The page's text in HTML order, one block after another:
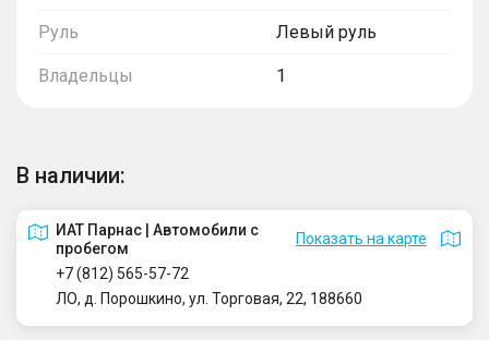
Руль Левый руль
Владельцы 1
В наличии:
ИАТ Парнас | Автомобили с
пробегом
Показать на карте
+7 (812) 565-57-72
ЛО, д. Порошкино, ул. Торговая, 22, 188660